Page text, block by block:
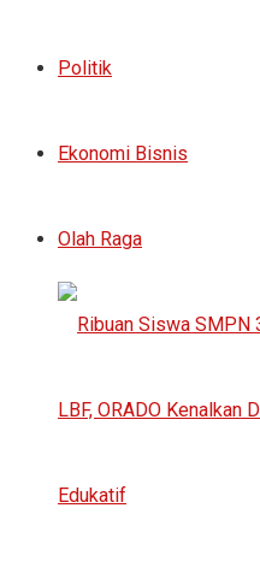
Politik
Ekonomi Bisnis
Olah Raga